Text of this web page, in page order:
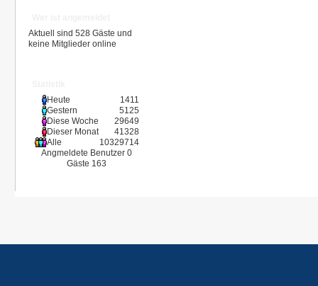
Aktuell sind 528 Gäste und
keine Mitglieder online
Heute
1411
Gestern
5125
Diese Woche
29649
Dieser Monat
41328
Alle
10329714
Angmeldete Benutzer 0
Gäste 163